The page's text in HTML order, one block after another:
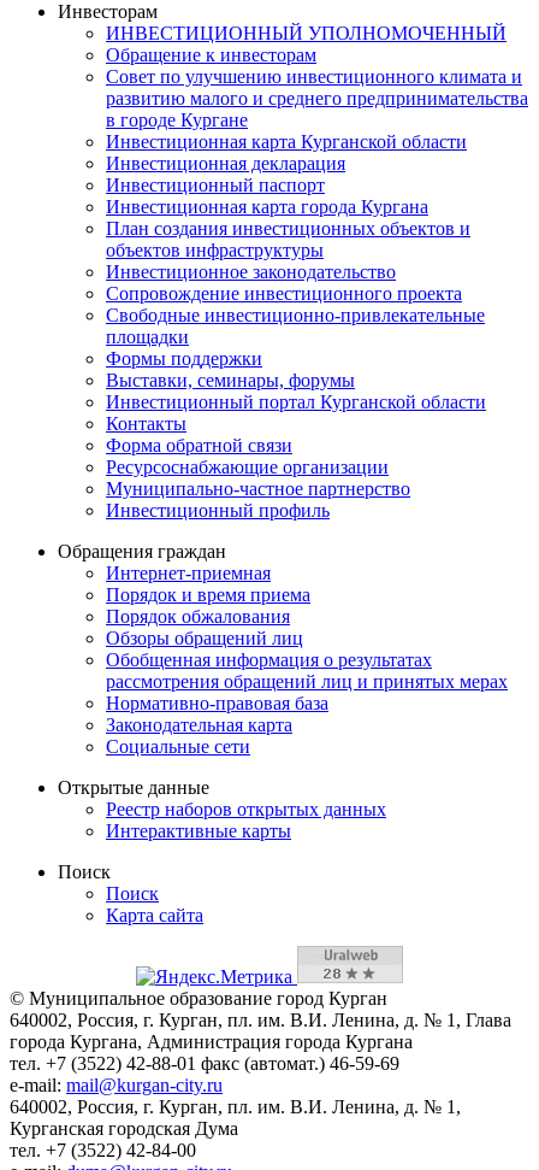
Инвесторам
ИНВЕСТИЦИОННЫЙ УПОЛНОМОЧЕННЫЙ
Обращение к инвесторам
Совет по улучшению инвестиционного климата и
развитию малого и среднего предпринимательства
в городе Кургане
Инвестиционная карта Курганской области
Инвестиционная декларация
Инвестиционный паспорт
Инвестиционная карта города Кургана
План создания инвестиционных объектов и
объектов инфраструктуры
Инвестиционное законодательство
Сопровождение инвестиционного проекта
Свободные инвестиционно-привлекательные
площадки
Формы поддержки
Выставки, семинары, форумы
Инвестиционный портал Курганской области
Контакты
Форма обратной связи
Ресурсоснабжающие организации
Муниципально-частное партнерство
Инвестиционный профиль
Обращения граждан
Интернет-приемная
Порядок и время приема
Порядок обжалования
Обзоры обращений лиц
Обобщенная информация о результатах
рассмотрения обращений лиц и принятых мерах
Нормативно-правовая база
Законодательная карта
Социальные сети
Открытые данные
Реестр наборов открытых данных
Интерактивные карты
Поиск
Поиск
Карта сайта
© Муниципальное образование город Курган
640002, Россия, г. Курган, пл. им. В.И. Ленина, д. № 1, Глава
города Кургана, Администрация города Кургана
тел. +7 (3522) 42-88-01 факс (автомат.) 46-59-69
e-mail: mail@kurgan-city.ru
640002, Россия, г. Курган, пл. им. В.И. Ленина, д. № 1,
Курганская городская Дума
тел. +7 (3522) 42-84-00